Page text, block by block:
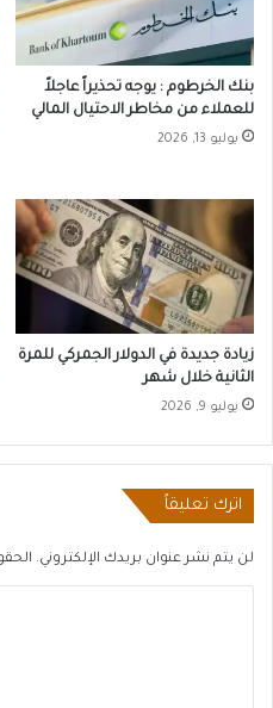
بنك الخرطوم : يوجه تحذيراً عاجلاً
للعملاء من مخاطر الاحتيال المالي
يوليو 13, 2026
زيادة جديدة في الدولار الجمركي للمرة
الثانية خلال شهر
يوليو 9, 2026
اترك تعليقاً
لن يتم نشر عنوان بريدك الإلكتروني.